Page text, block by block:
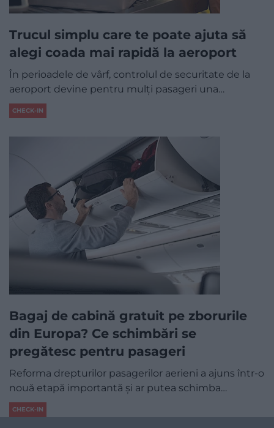
Trucul simplu care te poate ajuta să
alegi coada mai rapidă la aeroport
În perioadele de vârf, controlul de securitate de la
aeroport devine pentru mulți pasageri una…
CHECK-IN
Bagaj de cabină gratuit pe zborurile
din Europa? Ce schimbări se
pregătesc pentru pasageri
Reforma drepturilor pasagerilor aerieni a ajuns într-o
nouă etapă importantă și ar putea schimba…
CHECK-IN